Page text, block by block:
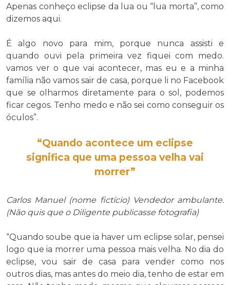
Apenas conheço eclipse da lua ou “lua morta”, como
dizemos aqui.
É algo novo para mim, porque nunca assisti e
quando ouvi pela primeira vez fiquei com medo.
vamos ver o que vai acontecer, mas eu e a minha
família não vamos sair de casa, porque li no Facebook
que se olharmos diretamente para o sol, podemos
ficar cegos. Tenho medo e não sei como conseguir os
óculos”.
“Quando acontece um eclipse
significa que uma pessoa velha vai
morrer”
Carlos Manuel (nome fictício) Vendedor ambulante.
(Não quis que o Diligente publicasse fotografia)
“Quando soube que ia haver um eclipse solar, pensei
logo que ia morrer uma pessoa mais velha. No dia do
eclipse, vou sair de casa para vender como nos
outros dias, mas antes do meio dia, tenho de estar em